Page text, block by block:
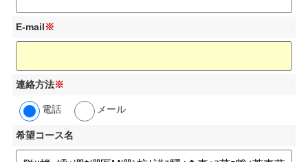
E-mail※
連絡方法※
電話 メール
希望コース名